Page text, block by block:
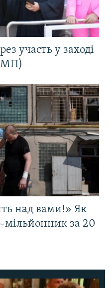
участь у заході
над вами!» Як
мільйонник за 20